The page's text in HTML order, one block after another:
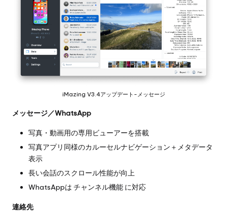
iMazing V3.4アップデート-メッセージ
メッセージ／WhatsApp
写真・動画用の専用ビューアーを搭載
写真アプリ同様のカルーセルナビゲーション＋メタデータ
表示
長い会話のスクロール性能が向上
WhatsAppは チャンネル機能 に対応
連絡先